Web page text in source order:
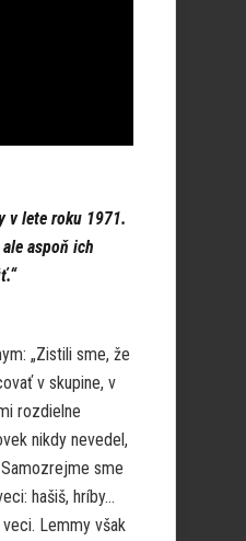
v lete roku 1971.
aspoň ich
„Zistili sme, že
v skupine, v
rozdielne
nikdy nevedel,
sme
hašiš, hríby…
Lemmy však